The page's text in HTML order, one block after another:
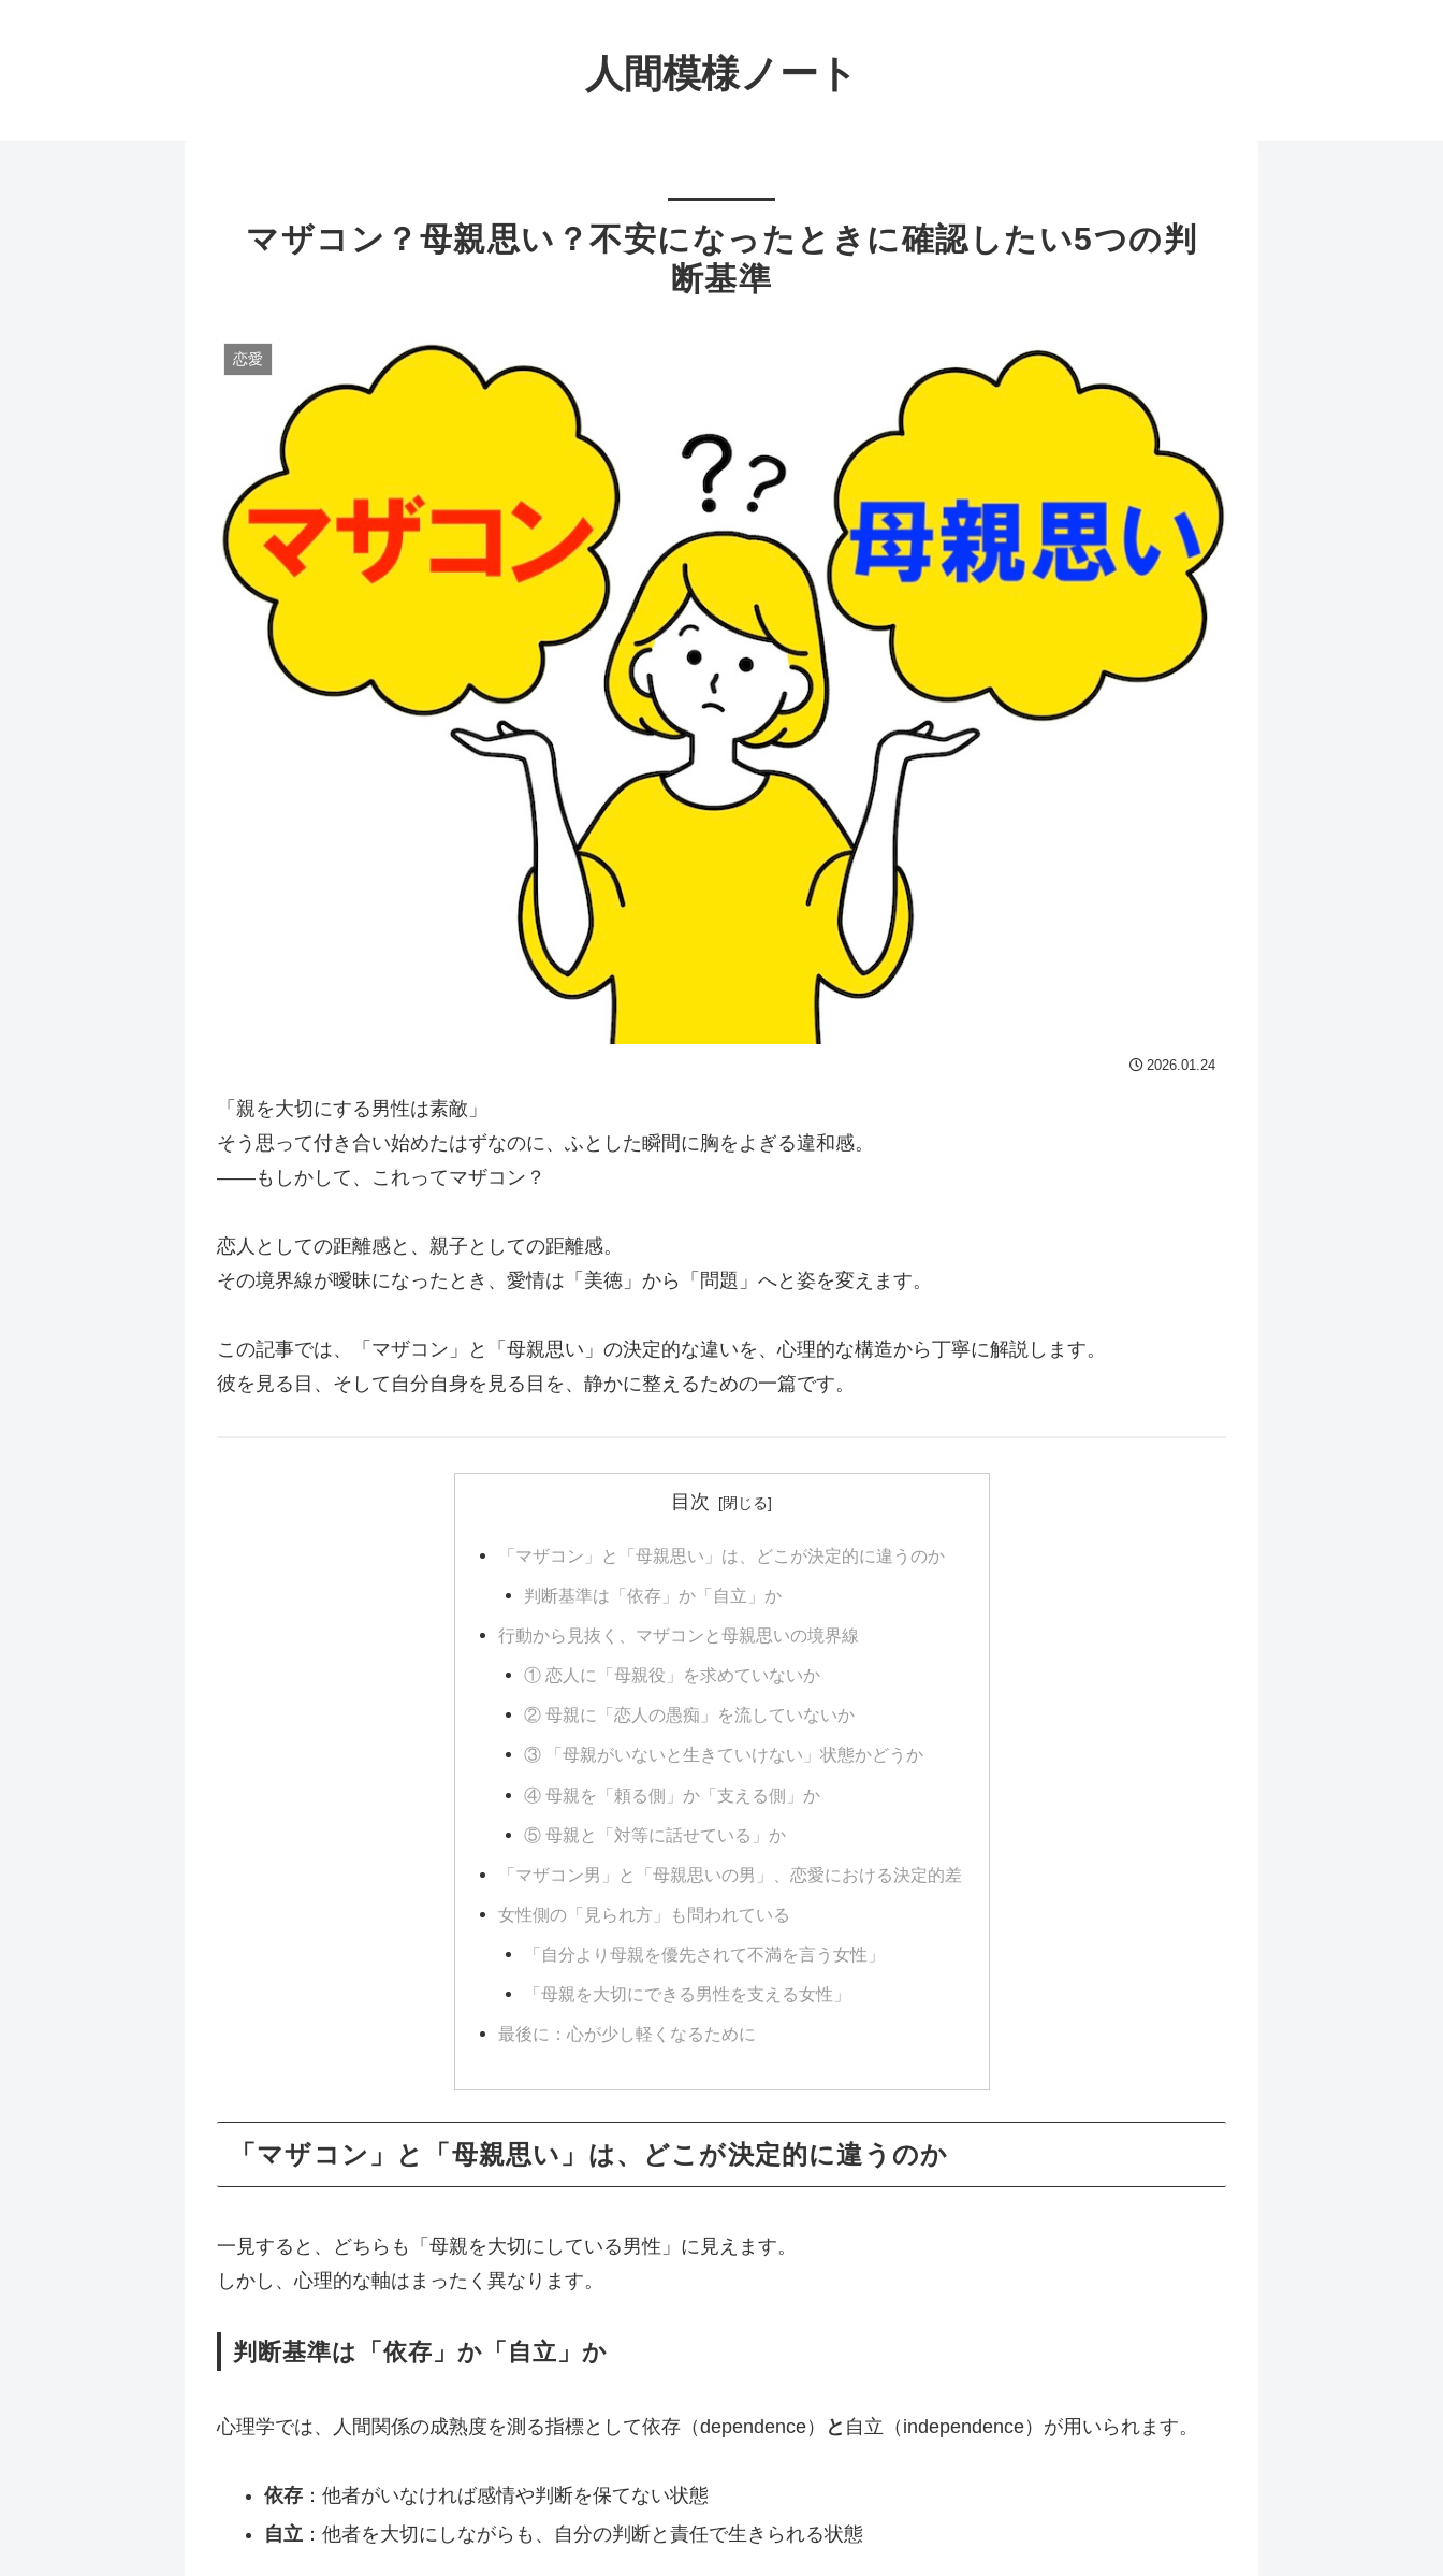
人間模様ノート
マザコン？母親思い？不安になったときに確認したい5つの判
断基準
恋愛
2026.01.24
「親を大切にする男性は素敵」
そう思って付き合い始めたはずなのに、ふとした瞬間に胸をよぎる違和感。
——もしかして、これってマザコン？
恋人としての距離感と、親子としての距離感。
その境界線が曖昧になったとき、愛情は「美徳」から「問題」へと姿を変えます。
この記事では、「マザコン」と「母親思い」の決定的な違いを、心理的な構造から丁寧に解説します。
彼を見る目、そして自分自身を見る目を、静かに整えるための一篇です。
目次
「マザコン」と「母親思い」は、どこが決定的に違うのか
判断基準は「依存」か「自立」か
行動から見抜く、マザコンと母親思いの境界線
① 恋人に「母親役」を求めていないか
② 母親に「恋人の愚痴」を流していないか
③ 「母親がいないと生きていけない」状態かどうか
④ 母親を「頼る側」か「支える側」か
⑤ 母親と「対等に話せている」か
「マザコン男」と「母親思いの男」、恋愛における決定的差
女性側の「見られ方」も問われている
「自分より母親を優先されて不満を言う女性」
「母親を大切にできる男性を支える女性」
最後に：心が少し軽くなるために
「マザコン」と「母親思い」は、どこが決定的に違うのか
一見すると、どちらも「母親を大切にしている男性」に見えます。
しかし、心理的な軸はまったく異なります。
判断基準は「依存」か「自立」か
心理学では、人間関係の成熟度を測る指標として依存（dependence） と 自立（independence）が用いられます。
依存：他者がいなければ感情や判断を保てない状態
自立 ：他者を大切にしながらも、自分の判断と責任で生きられる状態